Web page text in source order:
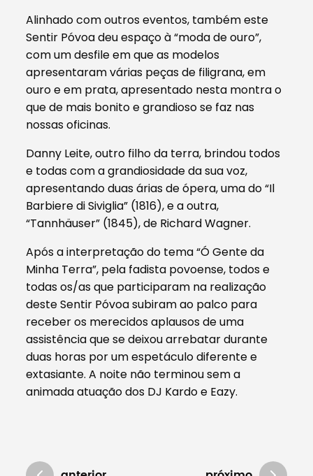
Alinhado com outros eventos, também este
Sentir Póvoa deu espaço à “moda de ouro”,
com um desfile em que as modelos
apresentaram várias peças de filigrana, em
ouro e em prata, apresentado nesta montra o
que de mais bonito e grandioso se faz nas
nossas oficinas.
Danny Leite, outro filho da terra, brindou todos
e todas com a grandiosidade da sua voz,
apresentando duas árias de ópera, uma do “Il
Barbiere di Siviglia” (1816), e a outra,
“Tannhäuser” (1845), de Richard Wagner.
Após a interpretação do tema “Ó Gente da
Minha Terra”, pela fadista povoense, todos e
todas os/as que participaram na realização
deste Sentir Póvoa subiram ao palco para
receber os merecidos aplausos de uma
assistência que se deixou arrebatar durante
duas horas por um espetáculo diferente e
extasiante. A noite não terminou sem a
animada atuação dos DJ Kardo e Eazy.